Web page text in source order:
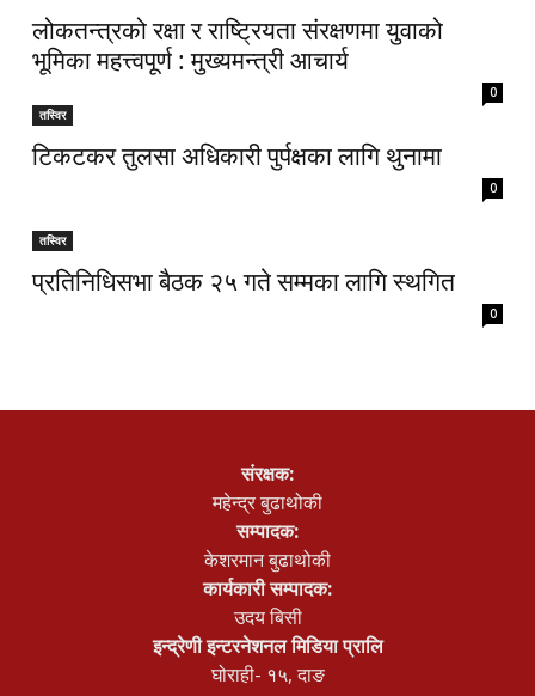
लोकतन्त्रको रक्षा र राष्ट्रियता संरक्षणमा युवाको
भूमिका महत्त्वपूर्ण : मुख्यमन्त्री आचार्य
0
तस्विर
टिकटकर तुलसा अधिकारी पुर्पक्षका लागि थुनामा
0
तस्विर
प्रतिनिधिसभा बैठक २५ गते सम्मका लागि स्थगित
0
संरक्षक:
महेन्द्र बुढाथोकी
सम्पादक:
केशरमान बुढाथोकी
कार्यकारी सम्पादक:
उदय बिसी
इन्द्रेणी इन्टरनेशनल मिडिया प्रालि
घोराही- १५, दाङ